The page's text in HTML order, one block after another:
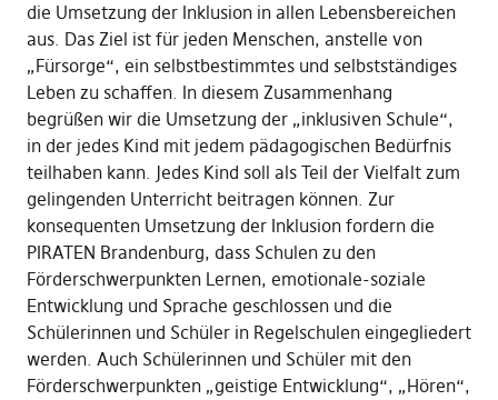
die Umsetzung der Inklusion in allen Lebensbereichen
aus. Das Ziel ist für jeden Menschen, anstelle von
„Fürsorge“, ein selbstbestimmtes und selbstständiges
Leben zu schaffen. In diesem Zusammenhang
begrüßen wir die Umsetzung der „inklusiven Schule“,
in der jedes Kind mit jedem pädagogischen Bedürfnis
teilhaben kann. Jedes Kind soll als Teil der Vielfalt zum
gelingenden Unterricht beitragen können. Zur
konsequenten Umsetzung der Inklusion fordern die
PIRATEN Brandenburg, dass Schulen zu den
Förderschwerpunkten Lernen, emotionale-soziale
Entwicklung und Sprache geschlossen und die
Schülerinnen und Schüler in Regelschulen eingegliedert
werden. Auch Schülerinnen und Schüler mit den
Förderschwerpunkten „geistige Entwicklung“, „Hören“,